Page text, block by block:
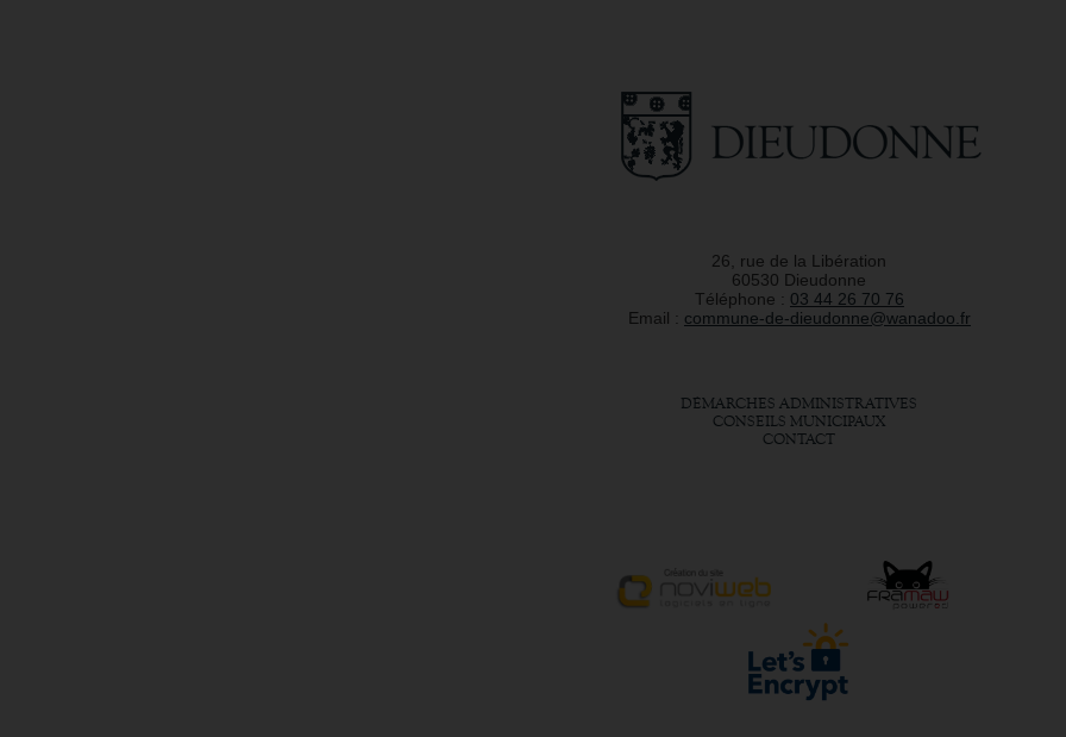
26, rue de la Libération
60530 Dieudonne
Téléphone : 03 44 26 70 76
Email : commune-de-dieudonne@wanadoo.fr
DÉMARCHES ADMINISTRATIVES
CONSEILS MUNICIPAUX
CONTACT